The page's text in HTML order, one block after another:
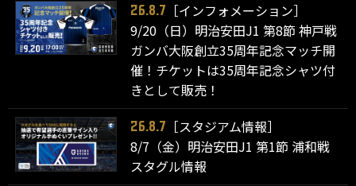
26.8.7
［インフォメーション］
9/20（日）明治安田J1 第8節 神戸戦
ガンバ大阪創立35周年記念マッチ開
催！チケットは35周年記念シャツ付
きとして販売！
26.8.7
［スタジアム情報］
8/7（金）明治安田J1 第1節 浦和戦
スタグル情報